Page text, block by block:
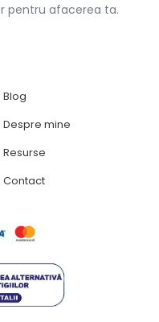
pentru afacerea ta.
Blog
Despre mine
Resurse
Contact